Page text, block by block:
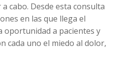
cabo. Desde esta consulta
en las que llega el
oportunidad a pacientes y
cada uno el miedo al dolor,